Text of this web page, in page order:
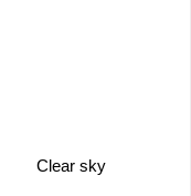
Clear sky